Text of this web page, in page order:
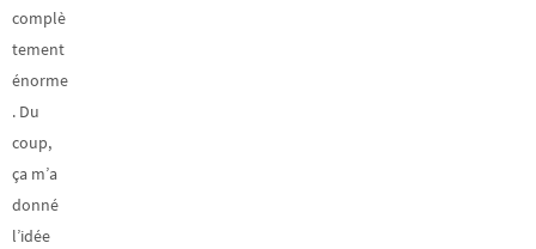
complè
tement
énorme
. Du
coup,
ça m’a
donné
l’idée